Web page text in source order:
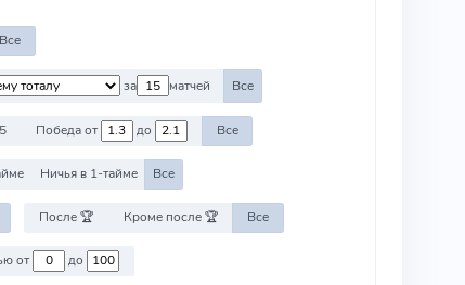
Все
за матчей Все
Победа от до Все
Ничья в 1-тайме Все
После 🏆 Кроме после 🏆 Все
Против команд со стоимостью от до